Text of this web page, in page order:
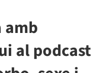
amb
al podcast